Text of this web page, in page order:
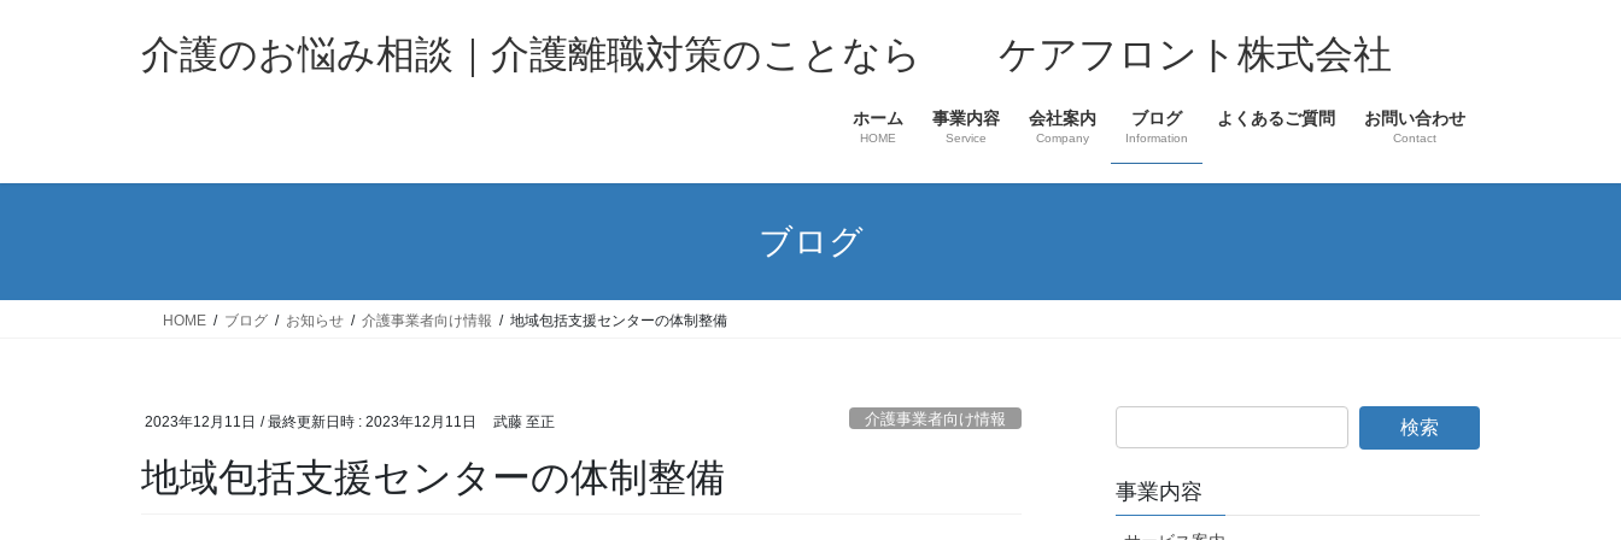
ス
ン
介護のお悩み相談｜介護離職対策のことなら ケアフロント株式会社
ホーム
HOME
事業内容
Service
会社案内
Company
ブログ
Information
よくあるご質問 お問い合わせ
Contact
ブログ
HOME ブログ お知らせ 介護事業者向け情報 地域包括支援センターの体制整備
2023年12月11日 / 最終更新日時 : 2023年12月11日 武藤 至正 介護事業者向け情報
地域包括支援センターの体制整備 事業内容